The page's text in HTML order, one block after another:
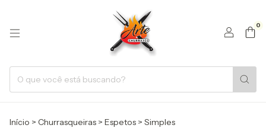
0
Início > Churrasqueiras > Espetos > Simples